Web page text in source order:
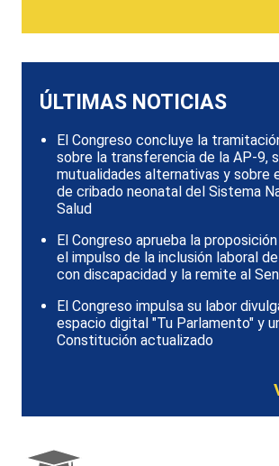
ÚLTIMAS NOTICIAS
El Congreso concluye la
sobre la transferencia de la AP-9,
mutualidades alternativas y sobre
de cribado neonatal del Sistema
Salud
El Congreso aprueba la
el impulso de la inclusión laboral
con discapacidad y la remite al
El Congreso impulsa su labor
espacio digital "Tu Parlamento" y
Constitución actualizado